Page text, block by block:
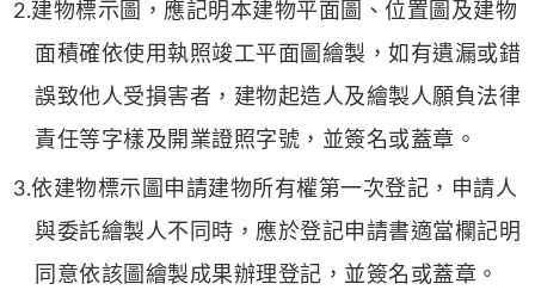
2.建物標示圖，應記明本建物平面圖、位置圖及建物
面積確依使用執照竣工平面圖繪製，如有遺漏或錯
誤致他人受損害者，建物起造人及繪製人願負法律
責任等字樣及開業證照字號，並簽名或蓋章。
3.依建物標示圖申請建物所有權第一次登記，申請人
與委託繪製人不同時，應於登記申請書適當欄記明
同意依該圖繪製成果辦理登記，並簽名或蓋章。